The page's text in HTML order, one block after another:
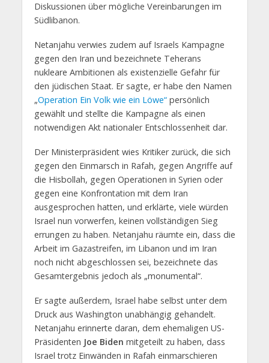
Diskussionen über mögliche Vereinbarungen im
Südlibanon.
Netanjahu verwies zudem auf Israels Kampagne
gegen den Iran und bezeichnete Teherans
nukleare Ambitionen als existenzielle Gefahr für
den jüdischen Staat. Er sagte, er habe den Namen
„Operation Ein Volk wie ein Löwe“persönlich
gewählt und stellte die Kampagne als einen
notwendigen Akt nationaler Entschlossenheit dar.
Der Ministerpräsident wies Kritiker zurück, die sich
gegen den Einmarsch in Rafah, gegen Angriffe auf
die Hisbollah, gegen Operationen in Syrien oder
gegen eine Konfrontation mit dem Iran
ausgesprochen hatten, und erklärte, viele würden
Israel nun vorwerfen, keinen vollständigen Sieg
errungen zu haben. Netanjahu räumte ein, dass die
Arbeit im Gazastreifen, im Libanon und im Iran
noch nicht abgeschlossen sei, bezeichnete das
Gesamtergebnis jedoch als „monumental“.
Er sagte außerdem, Israel habe selbst unter dem
Druck aus Washington unabhängig gehandelt.
Netanjahu erinnerte daran, dem ehemaligen US-
Präsidenten Joe Biden mitgeteilt zu haben, dass
Israel trotz Einwänden in Rafah einmarschieren